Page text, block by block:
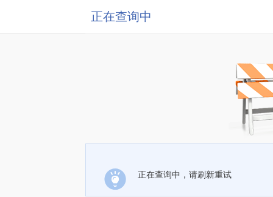
正在查询中
正在查询中，请刷新重试